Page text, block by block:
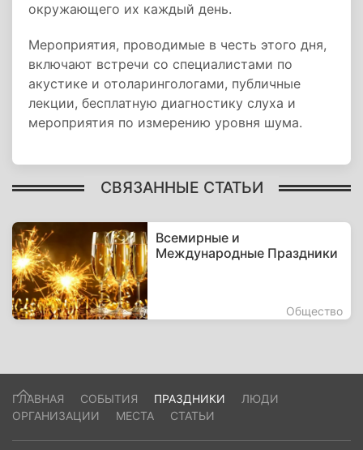
окружающего их каждый день.
Мероприятия, проводимые в честь этого дня,
включают встречи со специалистами по
акустике и отоларингологами, публичные
лекции, бесплатную диагностику слуха и
мероприятия по измерению уровня шума.
СВЯЗАННЫЕ СТАТЬИ
Всемирные и
Международные Праздники
Общество
ГЛАВНАЯ СОБЫТИЯ ПРАЗДНИКИ
ЛЮДИ
ОРГАНИЗАЦИИ
МЕСТА СТАТЬИ